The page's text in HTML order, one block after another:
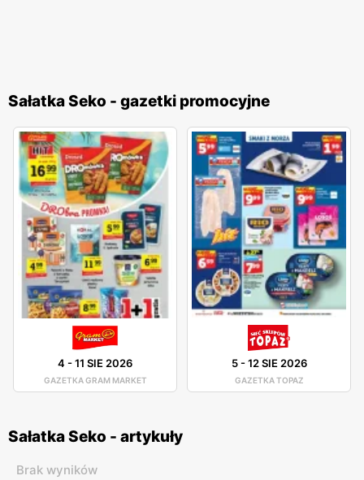
Sałatka Seko - gazetki promocyjne
4 -11 SIE 2026
GAZETKA GRAM MARKET
5-12 SIE 2026
GAZETKA TOPAZ
Sałatka Seko - artykuły
Brak wyników